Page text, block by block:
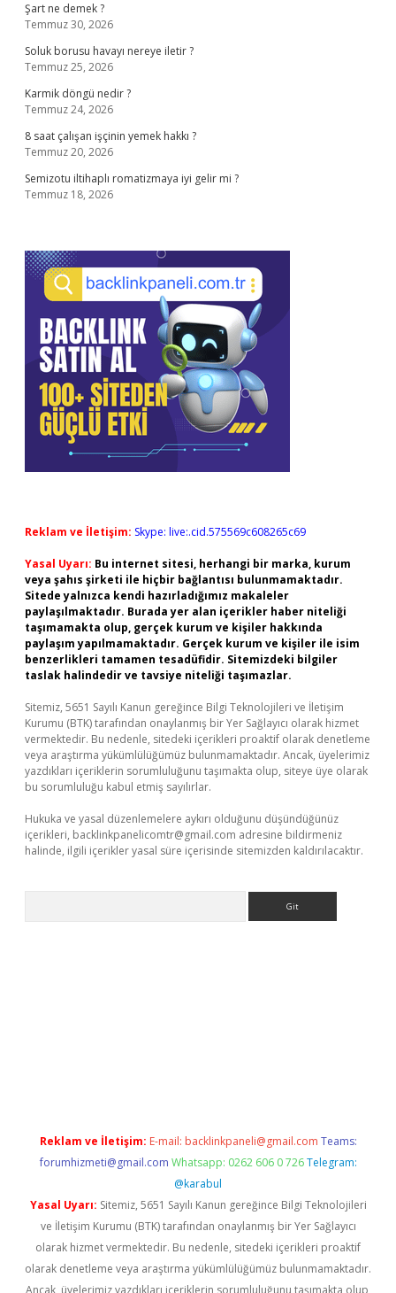
Şart ne demek ?
Temmuz 30, 2026
Soluk borusu havayı nereye iletir ?
Temmuz 25, 2026
Karmik döngü nedir ?
Temmuz 24, 2026
8 saat çalışan işçinin yemek hakkı ?
Temmuz 20, 2026
Semizotu iltihaplı romatizmaya iyi gelir mi ?
Temmuz 18, 2026
Reklam ve İletişim: Skype: live:.cid.575569c608265c69
Yasal Uyarı: Bu internet sitesi, herhangi bir marka, kurum
veya şahıs şirketi ile hiçbir bağlantısı bulunmamaktadır.
Sitede yalnızca kendi hazırladığımız makaleler
paylaşılmaktadır. Burada yer alan içerikler haber niteliği
taşımamakta olup, gerçek kurum ve kişiler hakkında
paylaşım yapılmamaktadır. Gerçek kurum ve kişiler ile isim
benzerlikleri tamamen tesadüfidir. Sitemizdeki bilgiler
taslak halindedir ve tavsiye niteliği taşımazlar.
Sitemiz, 5651 Sayılı Kanun gereğince Bilgi Teknolojileri ve İletişim
Kurumu (BTK) tarafından onaylanmış bir Yer Sağlayıcı olarak hizmet
vermektedir. Bu nedenle, sitedeki içerikleri proaktif olarak denetleme
veya araştırma yükümlülüğümüz bulunmamaktadır. Ancak, üyelerimiz
yazdıkları içeriklerin sorumluluğunu taşımakta olup, siteye üye olarak
bu sorumluluğu kabul etmiş sayılırlar.
Hukuka ve yasal düzenlemelere aykırı olduğunu düşündüğünüz
içerikleri, backlinkpanelicomtr@gmail.com adresine bildirmeniz
halinde, ilgili içerikler yasal süre içerisinde sitemizden kaldırılacaktır.
Reklam ve İletişim: E-mail: backlinkpaneli@gmail.com Teams:
forumhizmeti@gmail.com Whatsapp: 0262 606 0 726 Telegram:
@karabul
Yasal Uyarı: Sitemiz, 5651 Sayılı Kanun gereğince Bilgi Teknolojileri
ve İletişim Kurumu (BTK) tarafından onaylanmış bir Yer Sağlayıcı
olarak hizmet vermektedir. Bu nedenle, sitedeki içerikleri proaktif
olarak denetleme veya araştırma yükümlülüğümüz bulunmamaktadır.
Ancak, üyelerimiz yazdıkları içeriklerin sorumluluğunu taşımakta olup,